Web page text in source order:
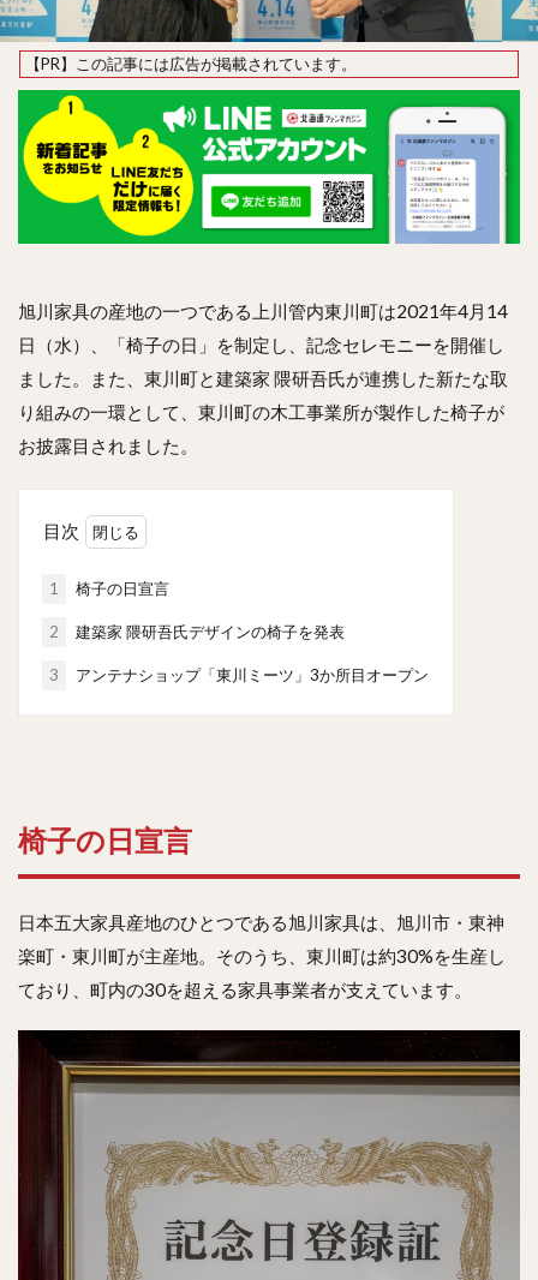
旭川家具の産地の一つである上川管内東川町は2021年4月14
日（水）、「椅子の日」を制定し、記念セレモニーを開催し
ました。また、東川町と建築家 隈研吾氏が連携した新たな取
り組みの一環として、東川町の木工事業所が製作した椅子が
お披露目されました。
目次
1 椅子の日宣言
2 建築家 隈研吾氏デザインの椅子を発表
3 アンテナショップ「東川ミーツ」3か所目オープン
椅子の日宣言
日本五大家具産地のひとつである旭川家具は、旭川市・東神
楽町・東川町が主産地。そのうち、東川町は約30%を生産し
ており、町内の30を超える家具事業者が支えています。